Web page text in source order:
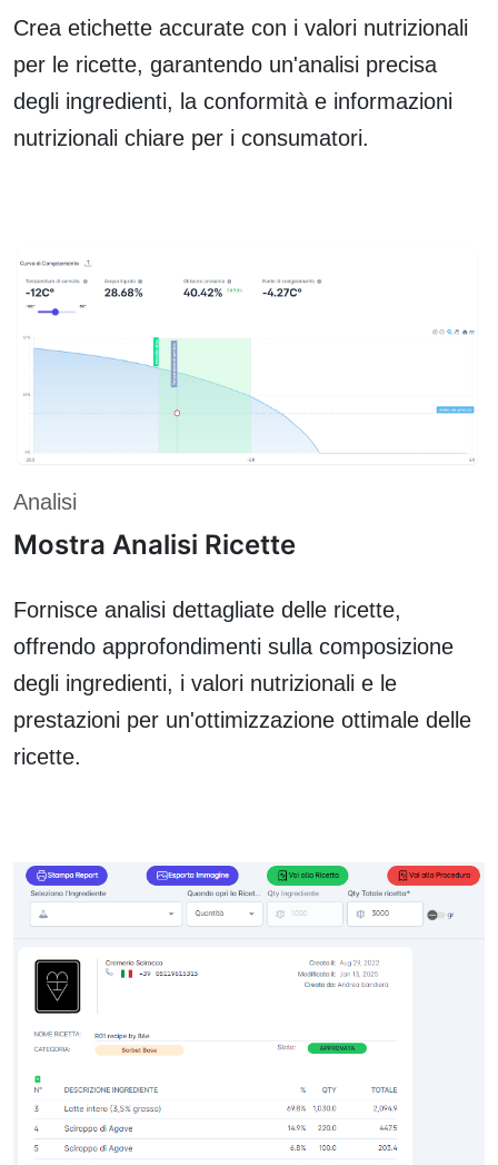
Crea etichette accurate con i valori nutrizionali
per le ricette, garantendo un'analisi precisa
degli ingredienti, la conformità e informazioni
nutrizionali chiare per i consumatori.
Analisi
Mostra Analisi Ricette
Fornisce analisi dettagliate delle ricette,
offrendo approfondimenti sulla composizione
degli ingredienti, i valori nutrizionali e le
prestazioni per un'ottimizzazione ottimale delle
ricette.